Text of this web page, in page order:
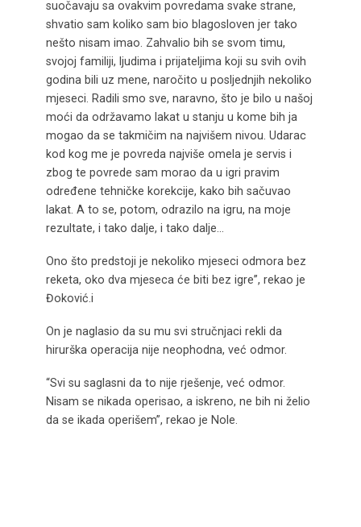
suočavaju sa ovakvim povredama svake strane,
shvatio sam koliko sam bio blagosloven jer tako
nešto nisam imao. Zahvalio bih se svom timu,
svojoj familiji, ljudima i prijateljima koji su svih ovih
godina bili uz mene, naročito u posljednjih nekoliko
mjeseci. Radili smo sve, naravno, što je bilo u našoj
moći da održavamo lakat u stanju u kome bih ja
mogao da se takmičim na najvišem nivou. Udarac
kod kog me je povreda najviše omela je servis i
zbog te povrede sam morao da u igri pravim
određene tehničke korekcije, kako bih sačuvao
lakat. A to se, potom, odrazilo na igru, na moje
rezultate, i tako dalje, i tako dalje…
Ono što predstoji je nekoliko mjeseci odmora bez
reketa, oko dva mjeseca će biti bez igre”, rekao je
Đoković.i
On je naglasio da su mu svi stručnjaci rekli da
hirurška operacija nije neophodna, već odmor.
“Svi su saglasni da to nije rješenje, već odmor.
Nisam se nikada operisao, a iskreno, ne bih ni želio
da se ikada operišem”, rekao je Nole.